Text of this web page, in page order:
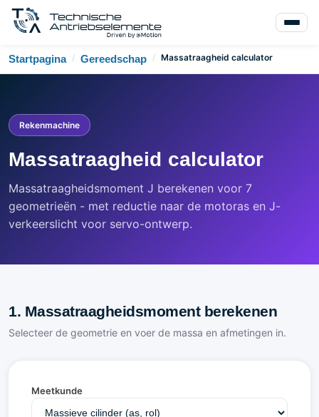
Startpagina / Gereedschap / Massatraagheid calculator
Rekenmachine
Massatraagheid calculator
Massatraagheidsmoment J berekenen voor 7
geometrieën - met reductie naar de motoras en J-
verkeerslicht voor servo-ontwerp.
1. Massatraagheidsmoment berekenen
Selecteer de geometrie en voer de massa en afmetingen in.
Meetkunde